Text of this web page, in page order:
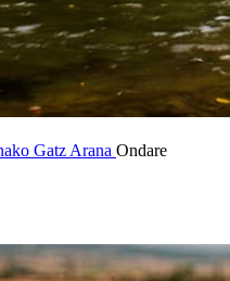
Gatz Arana Ondare